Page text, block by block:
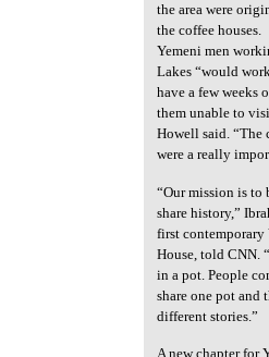
the area were
the coffee houses.
Yemeni men
Lakes “would
have a few weeks
them unable to
Howell said. “The
were a really
“Our mission is to
share history,”
first contemporary
House, told CNN.
in a pot. People
share one pot and
different stories.”
A new chapter for